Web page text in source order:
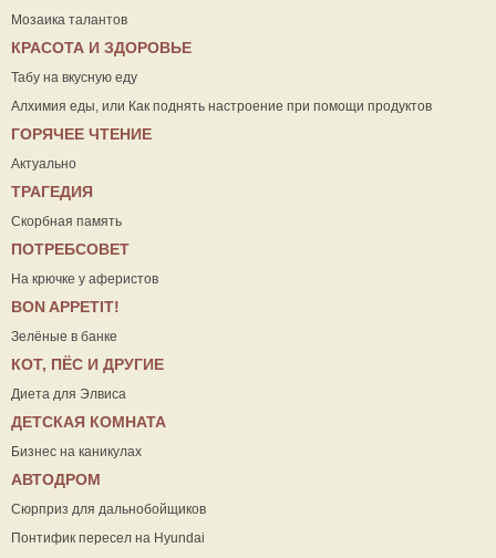
Мозаика талантов
КРАСОТА И ЗДОРОВЬЕ
Табу на вкусную еду
Алхимия еды, или Как поднять настроение при помощи продуктов
ГОРЯЧЕЕ ЧТЕНИЕ
Актуально
ТРАГЕДИЯ
Скорбная память
ПОТРЕБСОВЕТ
На крючке у аферистов
ВON APPETIT!
Зелёные в банке
КОТ, ПЁС И ДРУГИЕ
Диета для Элвиса
ДЕТСКАЯ КОМНАТА
Бизнес на каникулах
АВТОДРОМ
Сюрприз для дальнобойщиков
Понтифик пересел на Hyundai